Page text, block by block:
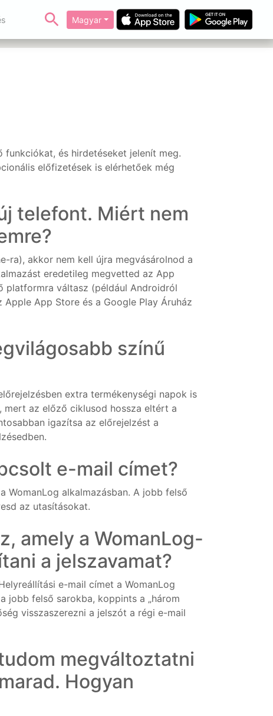
Magyar
funkciókat, és hirdetéseket jelenít meg.
előfizetések is elérhetőek még
telefont. Miért nem
ra), akkor nem kell újra megvásárolnod a
eredetileg megvetted az App
platformra váltasz (például Androidról
App Store és a Google Play Áruház
színű
extra termékenységi napok is
mert az előző ciklusod hossza eltért a
igazítsa az előrejelzést a
e-mail címet?
WomanLog alkalmazásban. A jobb felső
az utasításokat.
amely a WomanLog-
a jelszavamat?
e-mail címet a WomanLog
jobb felső sarokba, koppints a „három
visszaszerezni a jelszót a régi e-mail
megváltoztatni
Hogyan